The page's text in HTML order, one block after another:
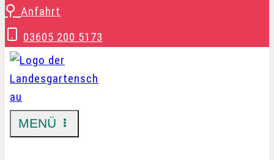
Zum
Inhalt
springen
⚲ Anfahrt
03605 200 5173
MENÜ